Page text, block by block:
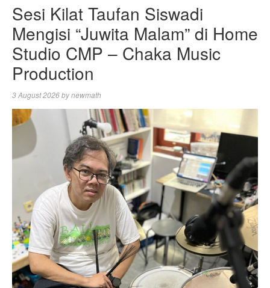
Sesi Kilat Taufan Siswadi
Mengisi “Juwita Malam” di Home
Studio CMP – Chaka Music
Production
3 August 2026bynewmath